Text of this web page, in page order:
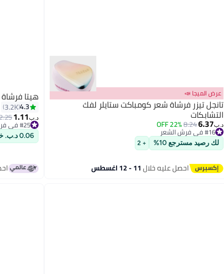
عرض الميجا 📣
تانجل تيزر فرشاة شعر كومباكت ستايلر لفك
التشابكات
د.ب‏6.37
8.24
22% OFF #16 في فرش الشعر
تم بيع +10 مؤخرًا
#16 في فرش الشعر
لك رصيد مسترجع 10% + 2
احصل عليه خلال11 - 12 اغسطس
هيتا
4.3
3.2K
د.ب‏1.11
#25 في فرش الشعر
تم بيع +30 مؤخرًا
#25 في فرش الشعر
0.06 د.ب. خصم إضافي!